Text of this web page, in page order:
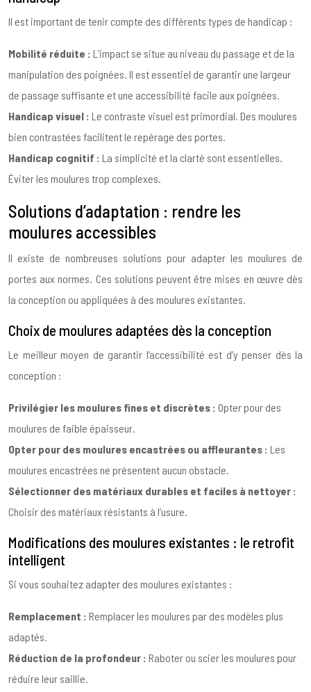
Il est important de tenir compte des différents types de handicap :
Mobilité réduite : L’impact se situe au niveau du passage et de la
manipulation des poignées. Il est essentiel de garantir une largeur
de passage suffisante et une accessibilité facile aux poignées.
Handicap visuel : Le contraste visuel est primordial. Des moulures
bien contrastées facilitent le repérage des portes.
Handicap cognitif : La simplicité et la clarté sont essentielles.
Éviter les moulures trop complexes.
Solutions d’adaptation : rendre les
moulures accessibles
Il existe de nombreuses solutions pour adapter les moulures de
portes aux normes. Ces solutions peuvent être mises en œuvre dès
la conception ou appliquées à des moulures existantes.
Choix de moulures adaptées dès la conception
Le meilleur moyen de garantir l’accessibilité est d’y penser dès la
conception :
Privilégier les moulures fines et discrètes : Opter pour des
moulures de faible épaisseur.
Opter pour des moulures encastrées ou affleurantes : Les
moulures encastrées ne présentent aucun obstacle.
Sélectionner des matériaux durables et faciles à nettoyer :
Choisir des matériaux résistants à l’usure.
Modifications des moulures existantes : le retrofit
intelligent
Si vous souhaitez adapter des moulures existantes :
Remplacement : Remplacer les moulures par des modèles plus
adaptés.
Réduction de la profondeur : Raboter ou scier les moulures pour
réduire leur saillie.